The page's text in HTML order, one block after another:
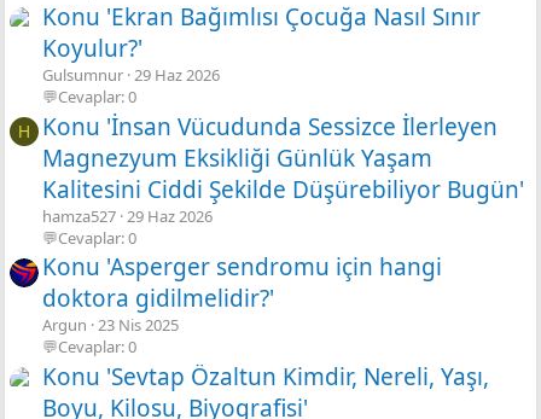
Konu 'Ekran Bağımlısı Çocuğa Nasıl Sınır
Koyulur?'
Gulsumnur 29 Haz 2026
💬Cevaplar: 0
H
Konu 'İnsan Vücudunda Sessizce İlerleyen
Magnezyum Eksikliği Günlük Yaşam
Kalitesini Ciddi Şekilde Düşürebiliyor Bugün'
hamza527 29 Haz 2026
💬Cevaplar: 0
Konu 'Asperger sendromu için hangi
doktora gidilmelidir?'
Argun 23 Nis 2025
💬Cevaplar: 0
Konu 'Sevtap Özaltun Kimdir, Nereli, Yaşı,
Boyu, Kilosu, Biyografisi'